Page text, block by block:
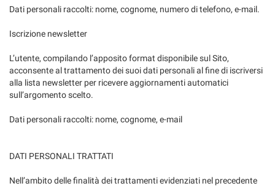
Dati personali raccolti: nome, cognome, numero di telefono, e-mail.
Iscrizione newsletter
L’utente, compilando l’apposito format disponibile sul Sito,
acconsente al trattamento dei suoi dati personali al fine di iscriversi
alla lista newsletter per ricevere aggiornamenti automatici
sull’argomento scelto.
Dati personali raccolti: nome, cognome, e-mail
DATI PERSONALI TRATTATI
Nell’ambito delle finalità dei trattamenti evidenziati nel precedente
Cookie di marketing
Leggi
la
cookie
impostazioni